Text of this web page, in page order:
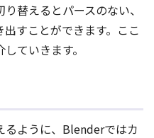
り替えるとパースのない、
すことができます。ここ
ていきます。
るように、Blenderではカ